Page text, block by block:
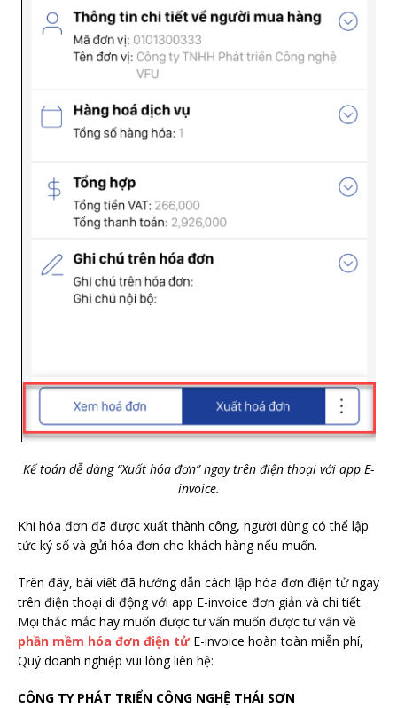
Kế toán dễ dàng “Xuất hóa đơn” ngay trên điện thoại với app E-
invoice.
Khi hóa đơn đã được xuất thành công, người dùng có thể lập
tức ký số và gửi hóa đơn cho khách hàng nếu muốn.
Trên đây, bài viết đã hướng dẫn cách lập hóa đơn điện tử ngay
trên điện thoại di động với app E-invoice đơn giản và chi tiết.
Mọi thắc mắc hay muốn được tư vấn muốn được tư vấn về
phần mềm hóa đơn điện tửE-invoice hoàn toàn miễn phí,
Quý doanh nghiệp vui lòng liên hệ:
CÔNG TY PHÁT TRIỂN CÔNG NGHỆ THÁI SƠN